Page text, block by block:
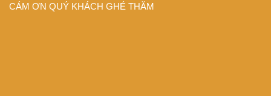
CÁM ƠN QUÝ KHÁCH GHÉ THĂM